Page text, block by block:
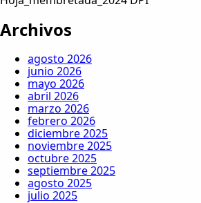
Archivos
agosto 2026
junio 2026
mayo 2026
abril 2026
marzo 2026
febrero 2026
diciembre 2025
noviembre 2025
octubre 2025
septiembre 2025
agosto 2025
julio 2025